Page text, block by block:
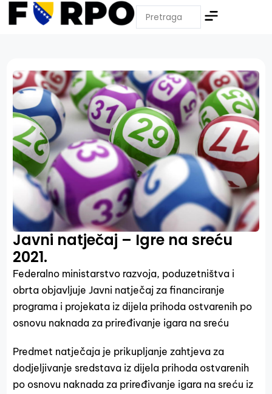
Javni natječaj – Igre na sreću
2021.
Federalno ministarstvo razvoja, poduzetništva i
obrta objavljuje Javni natječaj za financiranje
programa i projekata iz dijela prihoda ostvarenih po
osnovu naknada za priređivanje igara na sreću
Predmet natječaja je prikupljanje zahtjeva za
dodjeljivanje sredstava iz dijela prihoda ostvarenih
po osnovu naknada za priređivanje igara na sreću iz